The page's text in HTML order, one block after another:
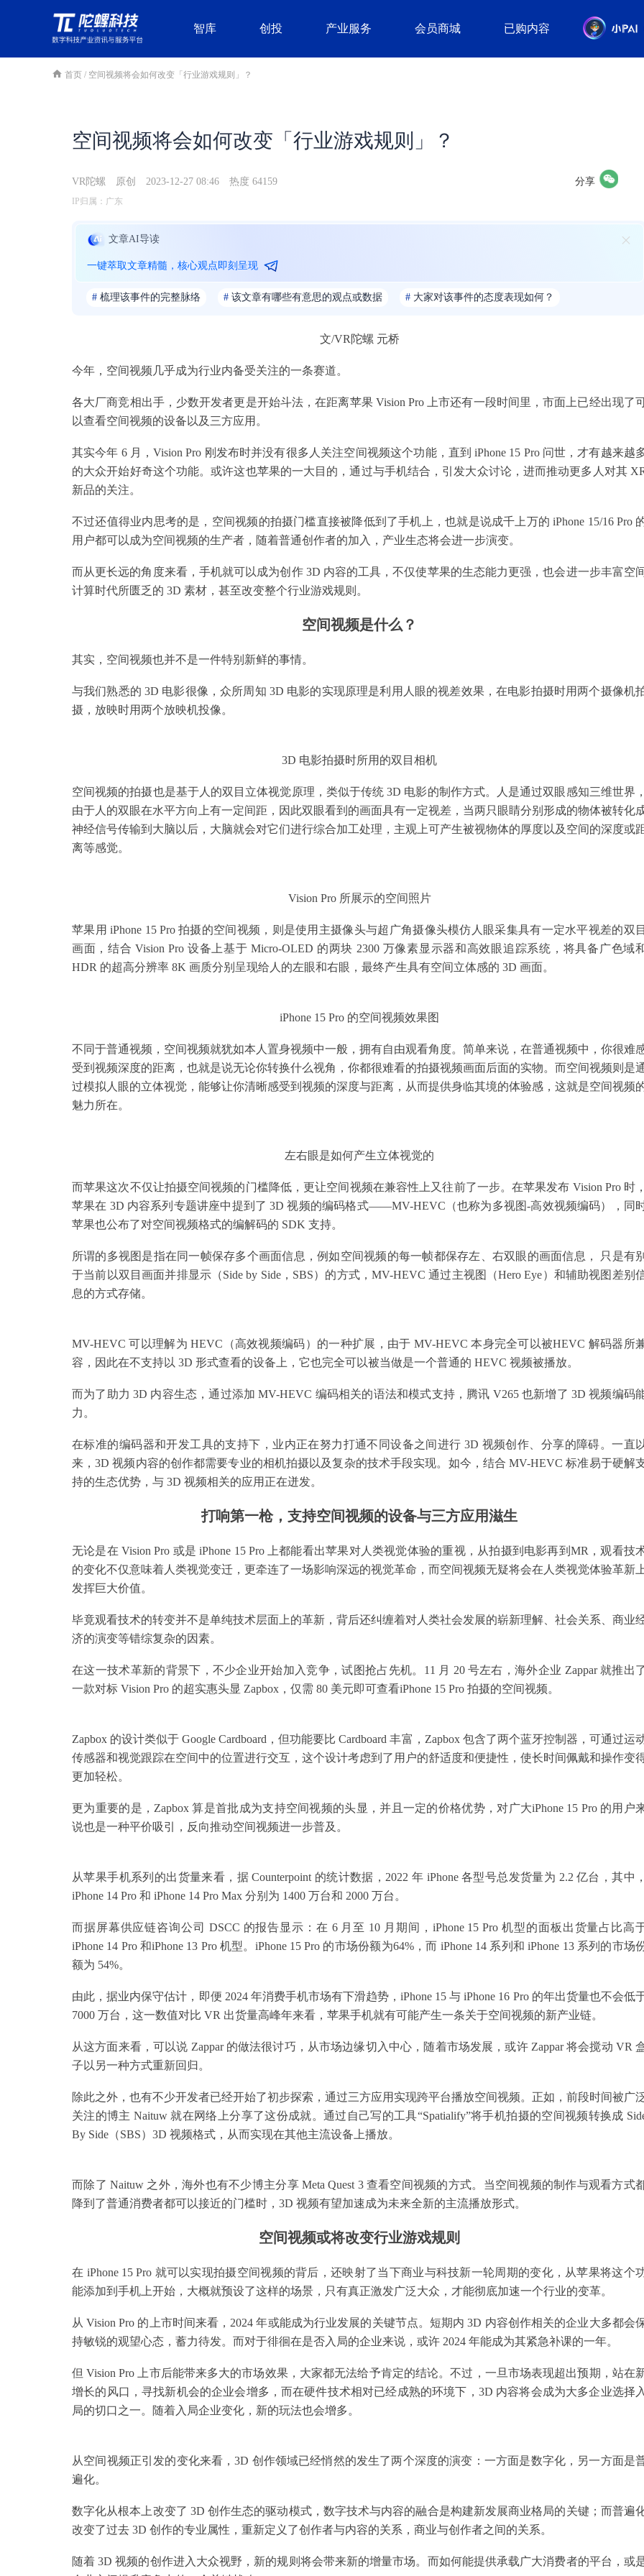
智库 创投 产业服务 会员商城 已购内容
首页 / 空间视频将会如何改变「行业游戏规则」？
空间视频将会如何改变「行业游戏规则」？
VR陀螺 原创 2023-12-27 08:46 热度 64159 分享
IP归属：广东
文章AI导读
一键萃取文章精髓，核心观点即刻呈现
# 梳理该事件的完整脉络 # 该文章有哪些有意思的观点或数据 # 大家对该事件的态度表现如何？
文/VR陀螺 元桥
今年，空间视频几乎成为行业内备受关注的一条赛道。
各大厂商竞相出手，少数开发者更是开始斗法，在距离苹果 Vision Pro 上市还有一段时间里，市面上已经出现了可
以查看空间视频的设备以及三方应用。
其实今年 6 月，Vision Pro 刚发布时并没有很多人关注空间视频这个功能，直到 iPhone 15 Pro 问世，才有越来越
的大众开始好奇这个功能。或许这也苹果的一大目的，通过与手机结合，引发大众讨论，进而推动更多人对其
新品的关注。
不过还值得业内思考的是，空间视频的拍摄门槛直接被降低到了手机上，也就是说成千上万的 iPhone 15/16 Pro
用户都可以成为空间视频的生产者，随着普通创作者的加入，产业生态将会进一步演变。
而从更长远的角度来看，手机就可以成为创作 3D 内容的工具，不仅使苹果的生态能力更强，也会进一步丰富空间
计算时代所匮乏的 3D 素材，甚至改变整个行业游戏规则。
空间视频是什么？
其实，空间视频也并不是一件特别新鲜的事情。
与我们熟悉的 3D 电影很像，众所周知 3D 电影的实现原理是利用人眼的视差效果，在电影拍摄时用两个摄像机
摄，放映时用两个放映机投像。
3D 电影拍摄时所用的双目相机
空间视频的拍摄也是基于人的双目立体视觉原理，类似于传统 3D 电影的制作方式。人是通过双眼感知三维世界，
由于人的双眼在水平方向上有一定间距，因此双眼看到的画面具有一定视差，当两只眼睛分别形成的物体被转化
神经信号传输到大脑以后，大脑就会对它们进行综合加工处理，主观上可产生被视物体的厚度以及空间的深度或
离等感觉。
Vision Pro 所展示的空间照片
苹果用 iPhone 15 Pro 拍摄的空间视频，则是使用主摄像头与超广角摄像头模仿人眼采集具有一定水平视差的双目
画面，结合 Vision Pro 设备上基于 Micro-OLED 的两块 2300 万像素显示器和高效眼追踪系统，将具备广色域
HDR 的超高分辨率 8K 画质分别呈现给人的左眼和右眼，最终产生具有空间立体感的 3D 画面。
iPhone 15 Pro 的空间视频效果图
不同于普通视频，空间视频就犹如本人置身视频中一般，拥有自由观看角度。简单来说，在普通视频中，你很难
受到视频深度的距离，也就是说无论你转换什么视角，你都很难看的拍摄视频画面后面的实物。而空间视频则是
过模拟人眼的立体视觉，能够让你清晰感受到视频的深度与距离，从而提供身临其境的体验感，这就是空间视频
魅力所在。
左右眼是如何产生立体视觉的
而苹果这次不仅让拍摄空间视频的门槛降低，更让空间视频在兼容性上又往前了一步。在苹果发布 Vision Pro 时，
苹果在 3D 内容系列专题讲座中提到了 3D 视频的编码格式——MV-HEVC（也称为多视图-高效视频编码），同
苹果也公布了对空间视频格式的编解码的 SDK 支持。
所谓的多视图是指在同一帧保存多个画面信息，例如空间视频的每一帧都保存左、右双眼的画面信息， 只是有别
于当前以双目画面并排显示（Side by Side，SBS）的方式，MV-HEVC 通过主视图（Hero Eye）和辅助视图差别
息的方式存储。
MV-HEVC 可以理解为 HEVC（高效视频编码）的一种扩展，由于 MV-HEVC 本身完全可以被HEVC 解码器所
容，因此在不支持以 3D 形式查看的设备上，它也完全可以被当做是一个普通的 HEVC 视频被播放。
而为了助力 3D 内容生态，通过添加 MV-HEVC 编码相关的语法和模式支持，腾讯 V265 也新增了 3D 视频编码
力。
在标准的编码器和开发工具的支持下，业内正在努力打通不同设备之间进行 3D 视频创作、分享的障碍。一直
来，3D 视频内容的创作都需要专业的相机拍摄以及复杂的技术手段实现。如今，结合 MV-HEVC 标准易于硬解
持的生态优势，与 3D 视频相关的应用正在迸发。
打响第一枪，支持空间视频的设备与三方应用滋生
无论是在 Vision Pro 或是 iPhone 15 Pro 上都能看出苹果对人类视觉体验的重视，从拍摄到电影再到MR，观看技
的变化不仅意味着人类视觉变迁，更牵连了一场影响深远的视觉革命，而空间视频无疑将会在人类视觉体验革新
发挥巨大价值。
毕竟观看技术的转变并不是单纯技术层面上的革新，背后还纠缠着对人类社会发展的崭新理解、社会关系、商业
济的演变等错综复杂的因素。
在这一技术革新的背景下，不少企业开始加入竞争，试图抢占先机。11 月 20 号左右，海外企业 Zappar 就推出
一款对标 Vision Pro 的超实惠头显 Zapbox，仅需 80 美元即可查看iPhone 15 Pro 拍摄的空间视频。
Zapbox 的设计类似于 Google Cardboard，但功能要比 Cardboard 丰富，Zapbox 包含了两个蓝牙控制器，可通过运
传感器和视觉跟踪在空间中的位置进行交互，这个设计考虑到了用户的舒适度和便捷性，使长时间佩戴和操作变
更加轻松。
更为重要的是，Zapbox 算是首批成为支持空间视频的头显，并且一定的价格优势，对广大iPhone 15 Pro 的用户
说也是一种平价吸引，反向推动空间视频进一步普及。
从苹果手机系列的出货量来看，据 Counterpoint 的统计数据，2022 年 iPhone 各型号总发货量为 2.2 亿台，其中，
iPhone 14 Pro 和 iPhone 14 Pro Max 分别为 1400 万台和 2000 万台。
而据屏幕供应链咨询公司 DSCC 的报告显示：在 6 月至 10 月期间，iPhone 15 Pro 机型的面板出货量占比高
iPhone 14 Pro 和iPhone 13 Pro 机型。iPhone 15 Pro 的市场份额为64%，而 iPhone 14 系列和 iPhone 13 系列的市场
额为 54%。
由此，据业内保守估计，即便 2024 年消费手机市场有下滑趋势，iPhone 15 与 iPhone 16 Pro 的年出货量也不会低
7000 万台，这一数值对比 VR 出货量高峰年来看，苹果手机就有可能产生一条关于空间视频的新产业链。
从这方面来看，可以说 Zappar 的做法很讨巧，从市场边缘切入中心，随着市场发展，或许 Zappar 将会搅动 VR
子以另一种方式重新回归。
除此之外，也有不少开发者已经开始了初步探索，通过三方应用实现跨平台播放空间视频。正如，前段时间被广泛
关注的博主 Naituw 就在网络上分享了这份成就。通过自己写的工具“Spatialify”将手机拍摄的空间视频转换成
By Side（SBS）3D 视频格式，从而实现在其他主流设备上播放。
而除了 Naituw 之外，海外也有不少博主分享 Meta Quest 3 查看空间视频的方式。当空间视频的制作与观看方式
降到了普通消费者都可以接近的门槛时，3D 视频有望加速成为未来全新的主流播放形式。
空间视频或将改变行业游戏规则
在 iPhone 15 Pro 就可以实现拍摄空间视频的背后，还映射了当下商业与科技新一轮周期的变化，从苹果将这个
能添加到手机上开始，大概就预设了这样的场景，只有真正激发广泛大众，才能彻底加速一个行业的变革。
从 Vision Pro 的上市时间来看，2024 年或能成为行业发展的关键节点。短期内 3D 内容创作相关的企业大多都会
持敏锐的观望心态，蓄力待发。而对于徘徊在是否入局的企业来说，或许 2024 年能成为其紧急补课的一年。
但 Vision Pro 上市后能带来多大的市场效果，大家都无法给予肯定的结论。不过，一旦市场表现超出预期，站在
增长的风口，寻找新机会的企业会增多，而在硬件技术相对已经成熟的环境下，3D 内容将会成为大多企业选择
局的切口之一。随着入局企业变化，新的玩法也会增多。
从空间视频正引发的变化来看，3D 创作领域已经悄然的发生了两个深度的演变：一方面是数字化，另一方面是
遍化。
数字化从根本上改变了 3D 创作生态的驱动模式，数字技术与内容的融合是构建新发展商业格局的关键；而普遍
改变了过去 3D 创作的专业属性，重新定义了创作者与内容的关系，商业与创作者之间的关系。
随着 3D 视频的创作进入大众视野，新的规则将会带来新的增量市场。而如何能提供承载广大消费者的平台，或